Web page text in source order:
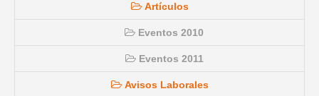
Artículos
Eventos 2010
Eventos 2011
Avisos Laborales